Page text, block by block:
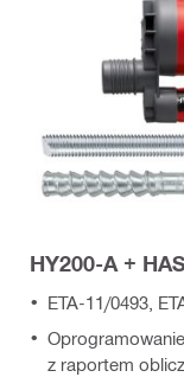
HY200-A +
ETA-11/0493,
z raportem